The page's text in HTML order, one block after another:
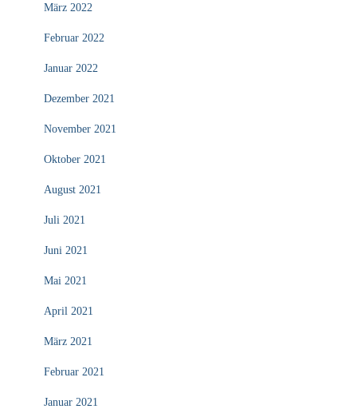
März 2022
Februar 2022
Januar 2022
Dezember 2021
November 2021
Oktober 2021
August 2021
Juli 2021
Juni 2021
Mai 2021
April 2021
März 2021
Februar 2021
Januar 2021